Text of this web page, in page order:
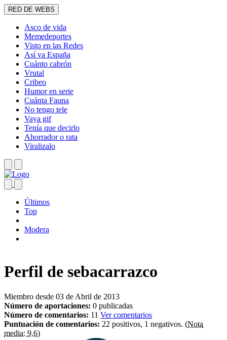
RED DE WEBS
Asco de vida
Memedeportes
Visto en las Redes
Así va España
Cuánto cabrón
Vrutal
Cribeo
Humor en serie
Cuánta Fauna
No tengo tele
Vaya gif
Tenía que decirlo
Ahorrador o rata
Viralizalo
Últimos
Top
Modera
Perfil de sebacarrazco
Miembro desde 03 de Abril de 2013
Número de aportaciones: 0 publicadas
Número de comentarios: 11 Ver comentarios
Puntuación de comentarios: 22 positivos, 1 negativos. (Nota
media: 9,6)